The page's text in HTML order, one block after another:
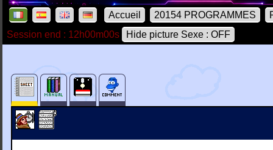
Accueil 20154 PROGRAMMES
Session end : 12h00m00s
Hide picture Sexe : OFF